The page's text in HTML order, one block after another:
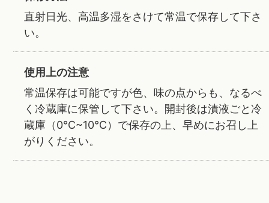
直射日光、高温多湿をさけて常温で保存して下さ
い。
使用上の注意
常温保存は可能ですが色、味の点からも、なるべ
く冷蔵庫に保管して下さい。開封後は漬液ごと冷
蔵庫（0℃~10℃）で保存の上、早めにお召し上
がりください。